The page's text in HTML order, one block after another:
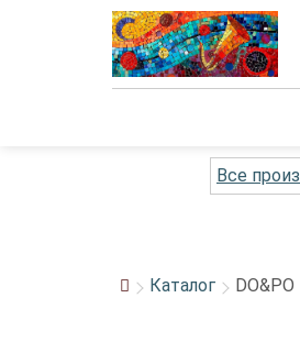
Все
Каталог DO&PO